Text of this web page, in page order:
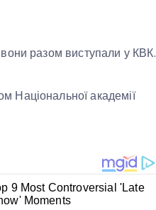
разом виступали у КВК.
академії